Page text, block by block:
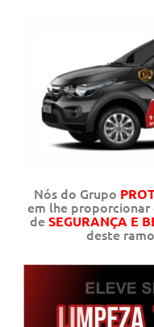
Nós do Grupo
em lhe
deSEGURANÇA E
deste